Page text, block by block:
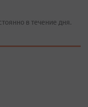
в течение дня.